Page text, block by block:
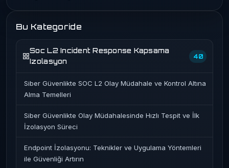
Bu Kategoride
Soc L2 Incident Response Kapsama
Izolasyon
40
Siber Güvenlikte SOC L2 Olay Müdahale ve Kontrol Altına
Alma Temelleri
Siber Güvenlikte Olay Müdahalesinde Hızlı Tespit ve İlk
İzolasyon Süreci
Endpoint İzolasyonu: Teknikler ve Uygulama Yöntemleri
ile Güvenliği Artırın